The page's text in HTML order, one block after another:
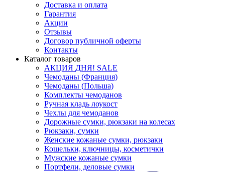
Доставка и оплата
Гарантия
Акции
Отзывы
Договор публичной оферты
Контакты
Каталог товаров
АКЦИЯ ДНЯ! SALE
Чемоданы (Франция)
Чемоданы (Польша)
Комплекты чемоданов
Ручная кладь лоукост
Чехлы для чемоданов
Дорожные сумки, рюкзаки на колесах
Рюкзаки, сумки
Женские кожаные сумки, рюкзаки
Кошельки, ключницы, косметички
Мужские кожаные сумки
Портфели, деловые сумки